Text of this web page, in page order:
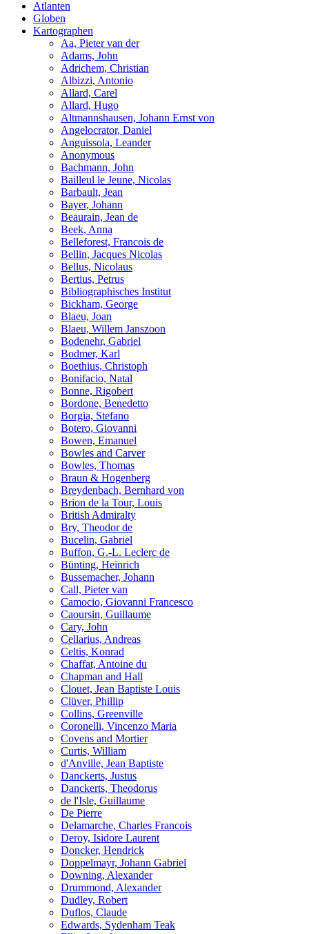
Atlanten
Globen
Kartographen
Aa, Pieter van der
Adams, John
Adrichem, Christian
Albizzi, Antonio
Allard, Carel
Allard, Hugo
Altmannshausen, Johann Ernst von
Angelocrator, Daniel
Anguissola, Leander
Anonymous
Bachmann, John
Bailleul le Jeune, Nicolas
Barbault, Jean
Bayer, Johann
Beaurain, Jean de
Beek, Anna
Belleforest, Francois de
Bellin, Jacques Nicolas
Bellus, Nicolaus
Bertius, Petrus
Bibliographisches Institut
Bickham, George
Blaeu, Joan
Blaeu, Willem Janszoon
Bodenehr, Gabriel
Bodmer, Karl
Boethius, Christoph
Bonifacio, Natal
Bonne, Rigobert
Bordone, Benedetto
Borgia, Stefano
Botero, Giovanni
Bowen, Emanuel
Bowles and Carver
Bowles, Thomas
Braun & Hogenberg
Breydenbach, Bernhard von
Brion de la Tour, Louis
British Admiralty
Bry, Theodor de
Bucelin, Gabriel
Buffon, G.-L. Leclerc de
Bünting, Heinrich
Bussemacher, Johann
Call, Pieter van
Camocio, Giovanni Francesco
Caoursin, Guillaume
Cary, John
Cellarius, Andreas
Celtis, Konrad
Chaffat, Antoine du
Chapman and Hall
Clouet, Jean Baptiste Louis
Clüver, Phillip
Collins, Greenville
Coronelli, Vincenzo Maria
Covens and Mortier
Curtis, William
d'Anville, Jean Baptiste
Danckerts, Justus
Danckerts, Theodorus
de l'Isle, Guillaume
De Pierre
Delamarche, Charles Francois
Deroy, Isidore Laurent
Doncker, Hendrick
Doppelmayr, Johann Gabriel
Downing, Alexander
Drummond, Alexander
Dudley, Robert
Duflos, Claude
Edwards, Sydenham Teak